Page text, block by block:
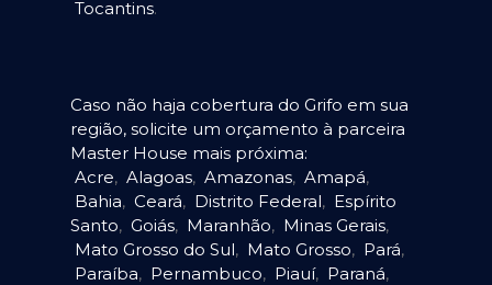
Tocantins.
Caso não haja cobertura do Grifo em sua
região, solicite um orçamento à parceira
Master House mais próxima:
Acre, Alagoas, Amazonas, Amapá,
Bahia, Ceará, Distrito Federal, Espírito
Santo, Goiás, Maranhão, Minas Gerais,
Mato Grosso do Sul, Mato Grosso, Pará,
Paraíba, Pernambuco, Piauí, Paraná,